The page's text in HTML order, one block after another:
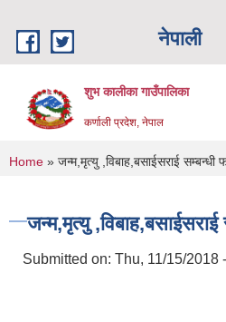
नेपाली
शुभ कालीका गाउँपालिका
कर्णाली प्रदेश, नेपाल
You are here
Home » जन्म,मृत्यु ,विबाह,बसाईसराई सम्बन्धी
जन्म,मृत्यु ,विबाह,बसाईसराई
Submitted on: Thu, 11/15/2018